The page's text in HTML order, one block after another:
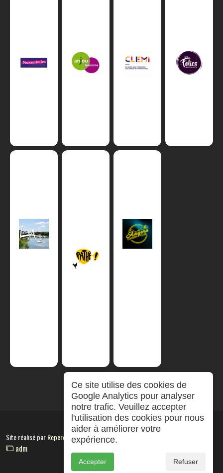
Site réalisé parRepereCom
adm
Ce site utilise des cookies de
Google Analytics pour analyser
notre trafic. Veuillez accepter
l'utilisation des cookies pour nous
aider à améliorer votre
expérience.
Accepter Refuser